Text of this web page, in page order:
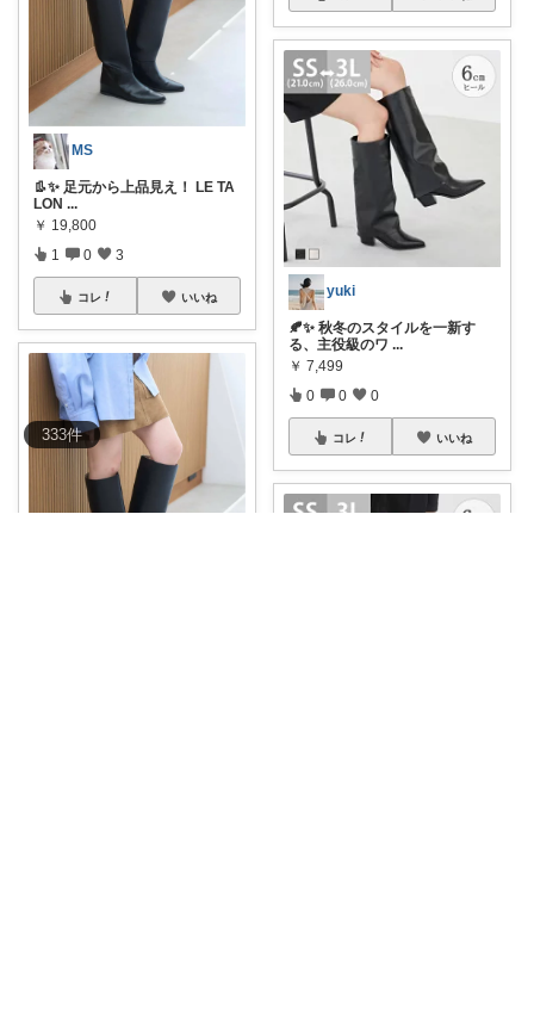
333件
MS
👢✨ 足元から上品見え！ LE TA
LON ...
￥ 19,800
1 0 3
コレ いいね yuki
🍂✨ 秋冬のスタイルを一新す
る、主役級のワ ...
￥ 7,499
0 0 0
コレ いいね